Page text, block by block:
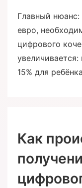
Главный
евро,
цифрового
15% для
Как